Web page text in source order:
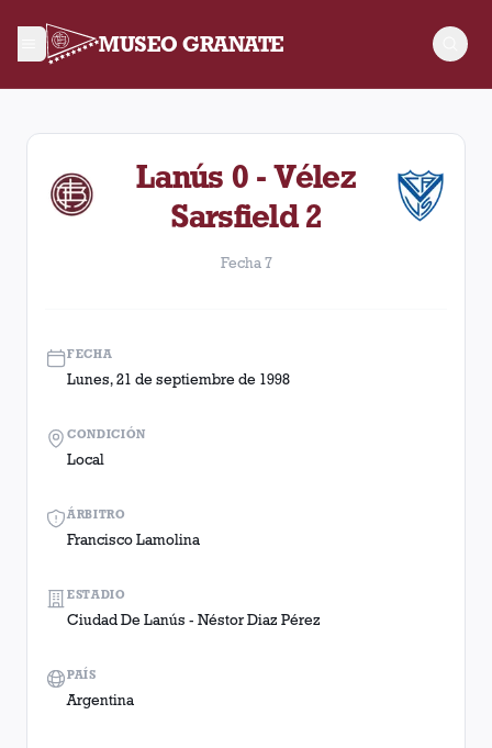
MUSEO GRANATE
Fecha 7. Partido entre Lanús y Vélez Sarsfield disputado
Lanús 0 - Vélez
Sarsfield 2
Fecha 7
FECHA
Lunes, 21 de septiembre de 1998
ÁRBITRO
Francisco Lamolina
CONDICIÓN
Local
ESTADIO
Ciudad De Lanús - Néstor Diaz Pérez
PAÍS
Argentina